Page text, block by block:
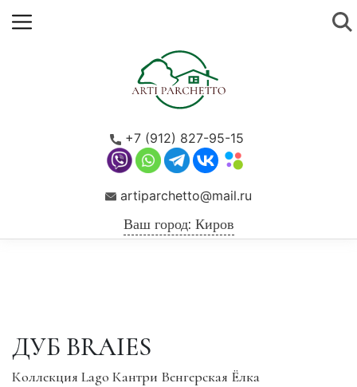
+7 (912) 827-95-15
artiparchetto@mail.ru
Ваш город: Киров
ДУБ BRAIES
Коллекция Lago Кантри Венгерская Ёлка